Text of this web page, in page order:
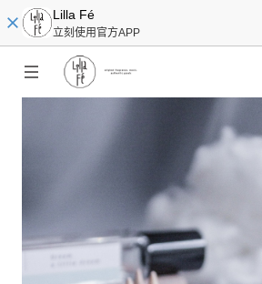
Lilla Fé
立刻使用官方APP